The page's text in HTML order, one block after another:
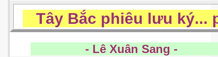
Tây Bắc phiêu lưu ký...
- Lê Xuân